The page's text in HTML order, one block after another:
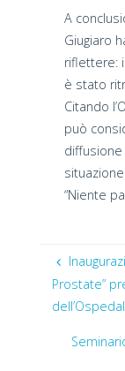
A
Giugiaro
riflettere:
è stato
Citando
può
“Niente
Prostate”